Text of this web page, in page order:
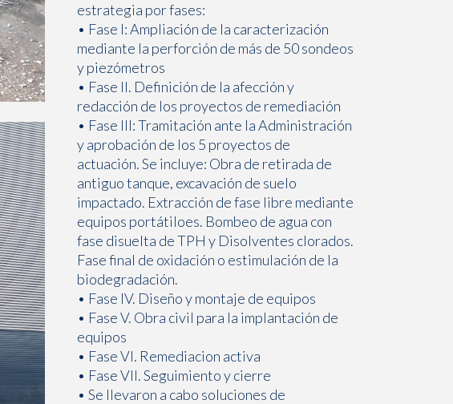
estrategia por fases:
• Fase I: Ampliación de la caracterización
mediante la perforción de más de 50 sondeos
y piezómetros
• Fase II. Definición de la afección y
redacción de los proyectos de remediación
• Fase III: Tramitación ante la Administración
y aprobación de los 5 proyectos de
actuación. Se incluye: Obra de retirada de
antiguo tanque, excavación de suelo
impactado. Extracción de fase libre mediante
equipos portátiloes. Bombeo de agua con
fase disuelta de TPH y Disolventes clorados.
Fase final de oxidación o estimulación de la
biodegradación.
• Fase IV. Diseño y montaje de equipos
• Fase V. Obra civil para la implantación de
equipos
• Fase VI. Remediacion activa
• Fase VII. Seguimiento y cierre
• Se llevaron a cabo soluciones de